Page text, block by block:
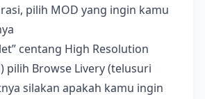
pilih MOD yang ingin kamu
centang High Resolution
pilih Browse Livery (telusuri
silakan apakah kamu ingin